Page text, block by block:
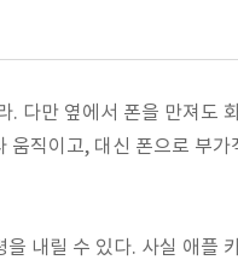
만 옆에서 폰을 만져도
직이고, 대신 폰으로 부가
내릴 수 있다. 사실 애플